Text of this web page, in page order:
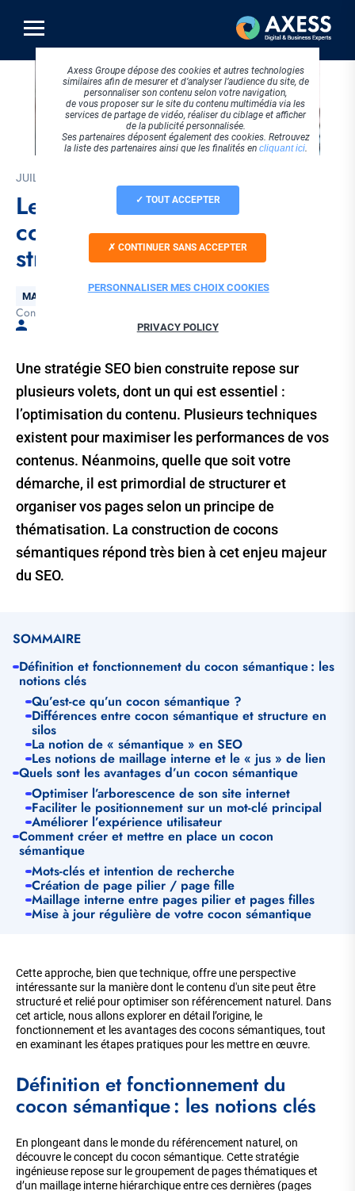
contenu
principal
JUILLET 2024
Les cocons sémantiques, ou
comment booster votre
stratégie de contenus SEO
Thématique
MARKETING DIGITAL
Tags
Conseils
Par Arnaud CHARBONNIER
Une stratégie SEO bien construite repose sur
plusieurs volets, dont un qui est essentiel :
l’optimisation du contenu. Plusieurs techniques
existent pour maximiser les performances de vos
contenus. Néanmoins, quelle que soit votre
démarche, il est primordial de structurer et
organiser vos pages selon un principe de
thématisation. La construction de cocons
sémantiques répond très bien à cet enjeu majeur
du SEO.
SOMMAIRE
Définition et fonctionnement du cocon sémantique : les
notions clés
Qu’est-ce qu’un cocon sémantique ?
Différences entre cocon sémantique et structure en
silos
La notion de « sémantique » en SEO
Les notions de maillage interne et le « jus » de lien
Quels sont les avantages d’un cocon sémantique
Optimiser l’arborescence de son site internet
Faciliter le positionnement sur un mot-clé principal
Améliorer l’expérience utilisateur
Comment créer et mettre en place un cocon
sémantique
Mots-clés et intention de recherche
Création de page pilier / page fille
Maillage interne entre pages pilier et pages filles
Mise à jour régulière de votre cocon sémantique
Cette approche, bien que technique, offre une perspective
intéressante sur la manière dont le contenu d'un site peut être
structuré et relié pour optimiser son référencement naturel. Dans
cet article, nous allons explorer en détail l’origine, le
fonctionnement et les avantages des cocons sémantiques, tout
en examinant les étapes pratiques pour les mettre en œuvre.
Définition et fonctionnement du
cocon sémantique : les notions clés
En plongeant dans le monde du référencement naturel, on
découvre le concept du cocon sémantique. Cette stratégie
ingénieuse repose sur le groupement de pages thématiques et
d’un maillage interne hiérarchique entre ces dernières (pages
Axess Groupe dépose des cookies et autres technologies
similaires afin de mesurer et d’analyser l’audience du site, de
personnaliser son contenu selon votre navigation,
de vous proposer sur le site du contenu multimédia via les
services de partage de vidéo, réaliser du ciblage et afficher
de la publicité personnalisée.
Ses partenaires déposent également des cookies. Retrouvez
la liste des partenaires ainsi que les finalités en cliquant ici.
TOUT ACCEPTER
CONTINUER SANS ACCEPTER
PERSONNALISER MES CHOIX COOKIES
PRIVACY POLICY